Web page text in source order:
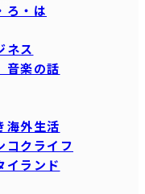
ろ・は
ネス
音楽の話
海外生活
コクライフ
イランド